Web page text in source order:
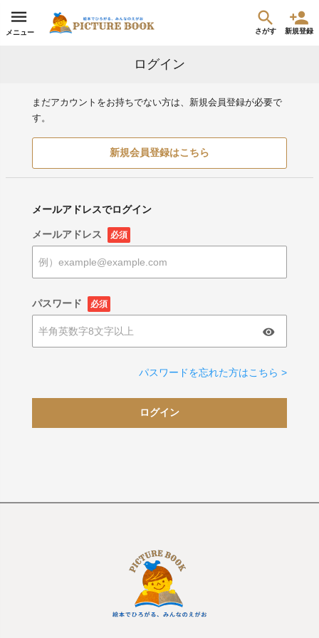
メニュー さがす 新規登録
ログイン
まだアカウントをお持ちでない方は、新規会員登録が必要で
す。
新規会員登録はこちら
メールアドレスでログイン
メールアドレス 必須
パスワード 必須
パスワードを忘れた方はこちら >
ログイン